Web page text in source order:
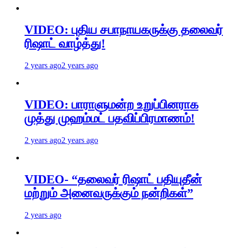
VIDEO: புதிய சபாநாயகருக்கு தலைவர்
ரிஷாட் வாழ்த்து!
2 years ago2 years ago
VIDEO: பாராளுமன்ற உறுப்பினராக
முத்து முஹம்மட் பதவிப்பிரமாணம்!
2 years ago2 years ago
VIDEO- “தலைவர் ரிஷாட் பதியுதீன்
மற்றும் அனைவருக்கும் நன்றிகள்”
2 years ago